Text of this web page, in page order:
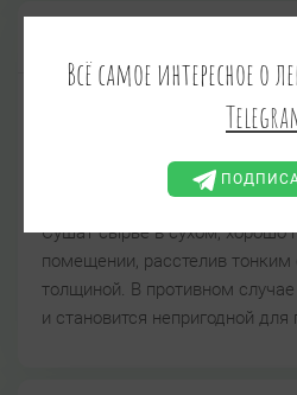
С лечебной целью используют
которые заготавливают
Сушат сырье в сухом, хорошо
помещении, расстелив
толщиной. В противном
и становится непригодной для
Всё самое интересное о